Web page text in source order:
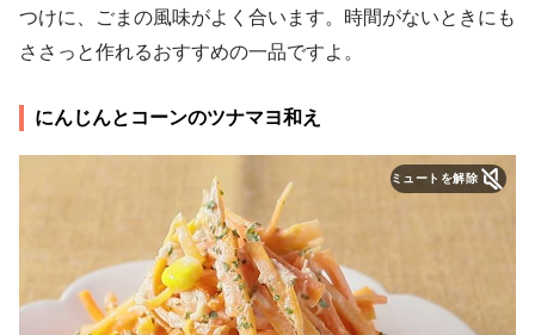
つけに、ごまの風味がよく合います。時間がないときにも
ささっと作れるおすすめの一品ですよ。
にんじんとコーンのツナマヨ和え
ミュートを解除